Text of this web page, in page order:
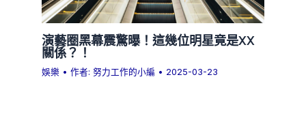
演藝圈黑幕震驚曝！這幾位明星竟是XX
關係？！
娛樂 • 作者:努力工作的小編 • 2025-03-23